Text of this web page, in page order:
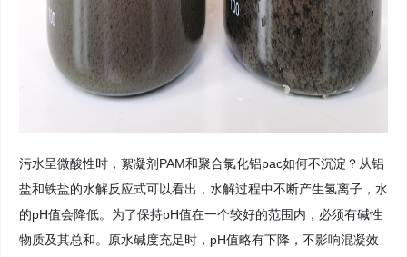
污水呈微酸性时，絮凝剂PAM和聚合氯化铝pac如何不沉淀？从铝
盐和铁盐的水解反应式可以看出，水解过程中不断产生氢离子，水
的pH值会降低。为了保持pH值在一个较好的范围内，必须有碱性
物质及其总和。原水碱度充足时，pH值略有下降，不影响混凝效